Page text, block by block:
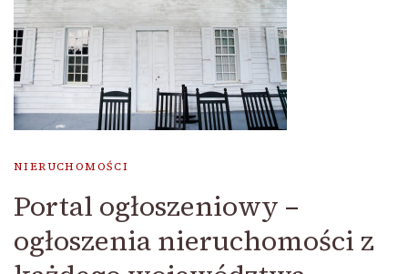
NIERUCHOMOŚCI
Portal ogłoszeniowy –
ogłoszenia nieruchomości z